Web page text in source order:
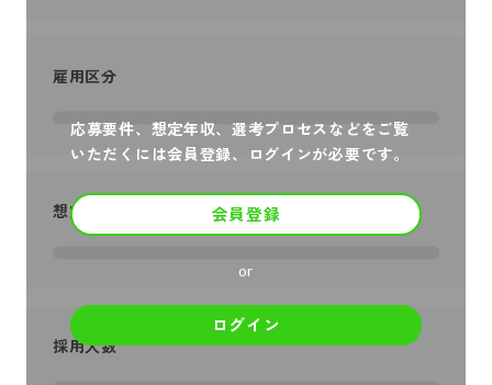
応募要件、想定年収、選考プロセスなどをご覧
いただくには会員登録、ログインが必要です。
会員登録
or
ログイン
雇用区分
想定年収
採用人数